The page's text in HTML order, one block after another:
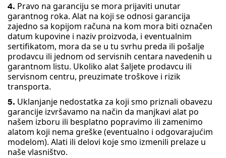
4. Pravo na garanciju se mora prijaviti unutar
garantnog roka. Alat na koji se odnosi garancija
zajedno sa kopijom računa na kom mora biti označen
datum kupovine i naziv proizvoda, i eventualnim
sertifikatom, mora da se u tu svrhu preda ili pošalje
prodavcu ili jednom od servisnih centara navedenih u
garantnom listu. Ukoliko alat šaljete prodavcu ili
servisnom centru, preuzimate troškove i rizik
transporta.
5. Uklanjanje nedostatka za koji smo priznali obavezu
garancije izvršavamo na način da manjkavi alat po
našem izboru ili besplatno popravimo ili zamenimo
alatom koji nema greške (eventualno i odgovarajućim
modelom). Alati ili delovi koje smo izmenili prelaze u
naše vlasništvo.